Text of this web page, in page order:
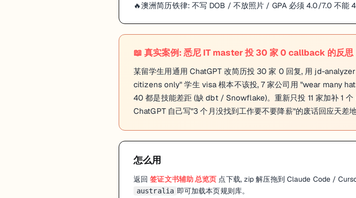
澳洲简历铁律: 不写 DOB / 不放照片 / GPA 必须 4.0/7.0 不能
📖 真实案例: 悉尼 IT master 投 30 家 0 callback 的反思
某留学生用通用 ChatGPT 改简历投 30 家 0 回复, 用 jd-
citizens only" 学生 visa 根本不该投, 7 家公司用 "wear many
40 都是技能差距 (缺 dbt / Snowflake)。重新只投 11 家加补 1
ChatGPT 自己写"3 个月没找到工作要不要降薪"的废话回应天差地
怎么用
返回 签证文书辅助总览页 点下载, zip 解压拖到 Claude Code /
australia 即可加载本页规则库。